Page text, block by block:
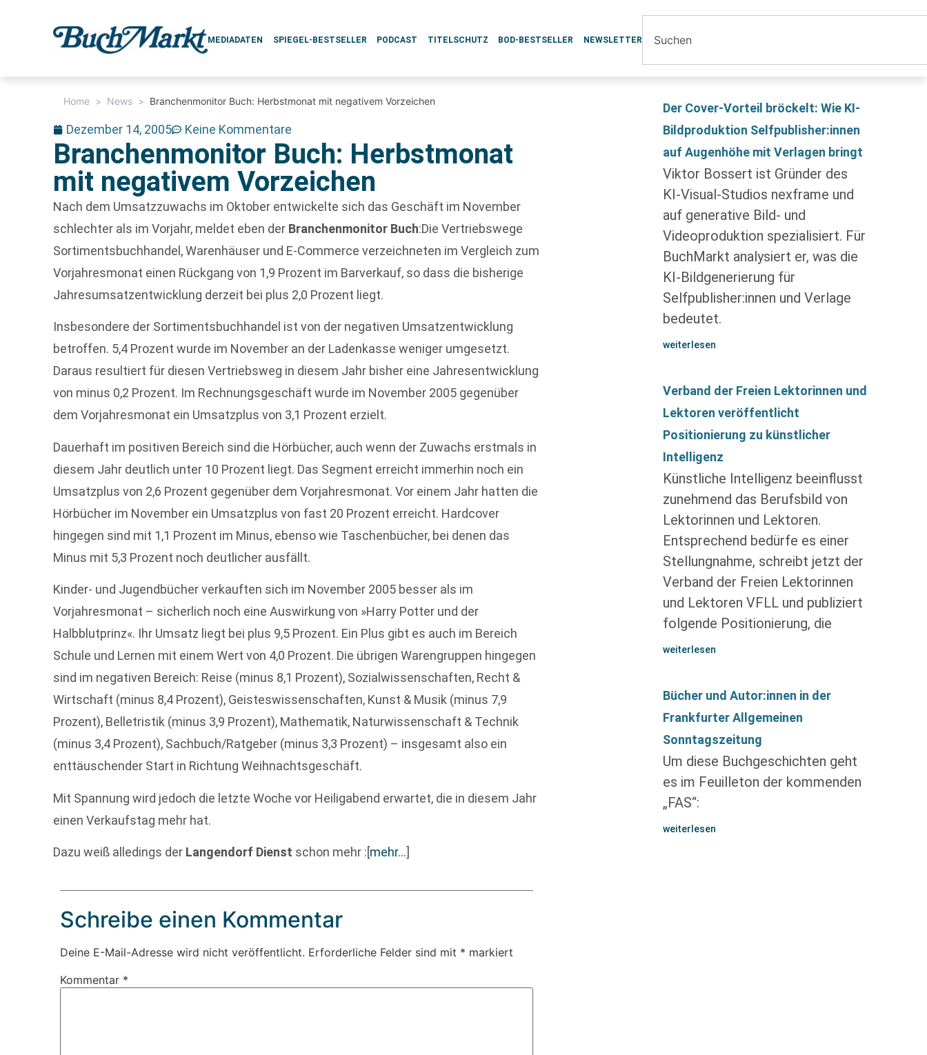
MEDIADATEN SPIEGEL-BESTSELLER PODCAST TITELSCHUTZ BOD-BESTSELLER NEWSLETTER
Home > News > Branchenmonitor Buch: Herbstmonat mit negativem Vorzeichen
Dezember 14, 2005 Keine Kommentare
Branchenmonitor Buch: Herbstmonat
mit negativem Vorzeichen
Nach dem Umsatzzuwachs im Oktober entwickelte sich das Geschäft im November
schlechter als im Vorjahr, meldet eben der Branchenmonitor Buch:Die Vertriebswege
Sortimentsbuchhandel, Warenhäuser und E-Commerce verzeichneten im Vergleich zum
Vorjahresmonat einen Rückgang von 1,9 Prozent im Barverkauf, so dass die bisherige
Jahresumsatzentwicklung derzeit bei plus 2,0 Prozent liegt.
Insbesondere der Sortimentsbuchhandel ist von der negativen Umsatzentwicklung
betroffen. 5,4 Prozent wurde im November an der Ladenkasse weniger umgesetzt.
Daraus resultiert für diesen Vertriebsweg in diesem Jahr bisher eine Jahresentwicklung
von minus 0,2 Prozent. Im Rechnungsgeschäft wurde im November 2005 gegenüber
dem Vorjahresmonat ein Umsatzplus von 3,1 Prozent erzielt.
Dauerhaft im positiven Bereich sind die Hörbücher, auch wenn der Zuwachs erstmals in
diesem Jahr deutlich unter 10 Prozent liegt. Das Segment erreicht immerhin noch ein
Umsatzplus von 2,6 Prozent gegenüber dem Vorjahresmonat. Vor einem Jahr hatten die
Hörbücher im November ein Umsatzplus von fast 20 Prozent erreicht. Hardcover
hingegen sind mit 1,1 Prozent im Minus, ebenso wie Taschenbücher, bei denen das
Minus mit 5,3 Prozent noch deutlicher ausfällt.
Kinder- und Jugendbücher verkauften sich im November 2005 besser als im
Vorjahresmonat – sicherlich noch eine Auswirkung von »Harry Potter und der
Halbblutprinz«. Ihr Umsatz liegt bei plus 9,5 Prozent. Ein Plus gibt es auch im Bereich
Schule und Lernen mit einem Wert von 4,0 Prozent. Die übrigen Warengruppen hingegen
sind im negativen Bereich: Reise (minus 8,1 Prozent), Sozialwissenschaften, Recht &
Wirtschaft (minus 8,4 Prozent), Geisteswissenschaften, Kunst & Musik (minus 7,9
Prozent), Belletristik (minus 3,9 Prozent), Mathematik, Naturwissenschaft & Technik
(minus 3,4 Prozent), Sachbuch/Ratgeber (minus 3,3 Prozent) – insgesamt also ein
enttäuschender Start in Richtung Weihnachtsgeschäft.
Mit Spannung wird jedoch die letzte Woche vor Heiligabend erwartet, die in diesem Jahr
einen Verkaufstag mehr hat.
Dazu weiß alledings der Langendorf Dienst schon mehr :[mehr…]
Schreibe einen Kommentar
Deine E-Mail-Adresse wird nicht veröffentlicht. Erforderliche Felder sind mit * markiert
Kommentar *
Der Cover-Vorteil bröckelt: Wie KI-
Bildproduktion Selfpublisher:innen
auf Augenhöhe mit Verlagen bringt
Viktor Bossert ist Gründer des
KI-Visual-Studios nexframe und
auf generative Bild- und
Videoproduktion spezialisiert. Für
BuchMarkt analysiert er, was die
KI-Bildgenerierung für
Selfpublisher:innen und Verlage
bedeutet.
weiterlesen
Verband der Freien Lektorinnen und
Lektoren veröffentlicht
Positionierung zu künstlicher
Intelligenz
Künstliche Intelligenz beeinflusst
zunehmend das Berufsbild von
Lektorinnen und Lektoren.
Entsprechend bedürfe es einer
Stellungnahme, schreibt jetzt der
Verband der Freien Lektorinnen
und Lektoren VFLL und publiziert
folgende Positionierung, die
weiterlesen
Bücher und Autor:innen in der
Frankfurter Allgemeinen
Sonntagszeitung
Um diese Buchgeschichten geht
es im Feuilleton der kommenden
„FAS“:
weiterlesen